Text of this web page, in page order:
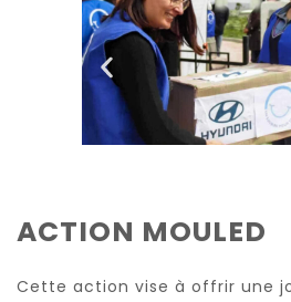
ACTION MOULED
Cette action vise à offrir une